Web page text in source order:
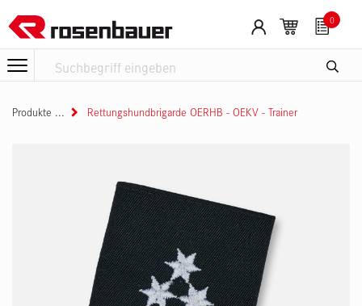
0
Produkte Rettungshundbrigarde OERHB - OEKV - Trainer